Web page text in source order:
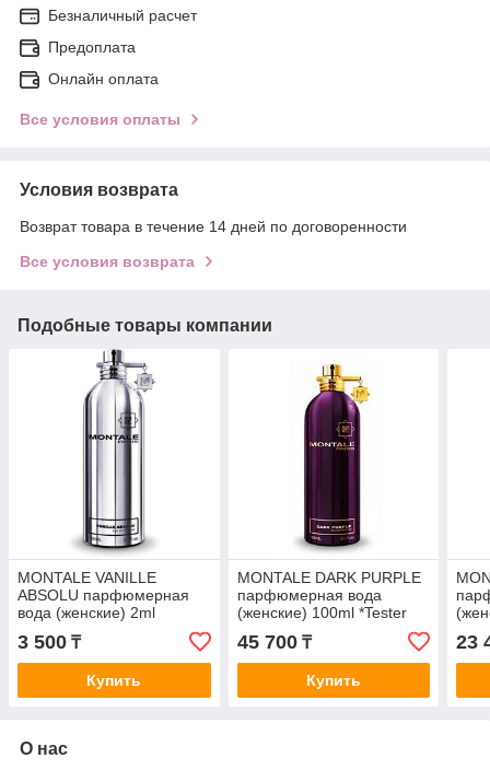
Безналичный расчет
Предоплата
Онлайн оплата
Все условия оплаты
Условия возврата
Возврат товара в течение 14 дней по договоренности
Все условия возврата
Подобные товары компании
MONTALE VANILLE
ABSOLU парфюмерная
вода (женские) 2ml
пробник
3 500 ₸
Купить
MONTALE DARK PURPLE
парфюмерная вода
(женские) 100ml *Tester
45 700₸
Купить
23
О нас